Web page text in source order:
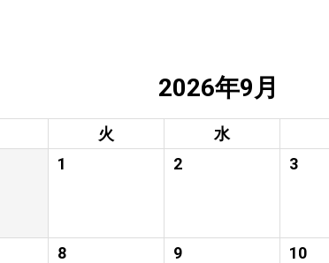
2026年9月
火 水
1
2 3
8 9 10